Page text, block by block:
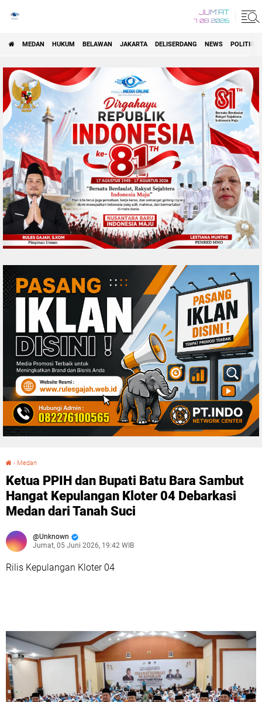
JUM'AT
7 08 2026
MEDAN HUKUM BELAWAN JAKARTA DELISERDANG NEWS POLITIK
› Medan
Ketua PPIH dan Bupati Batu Bara Sambut
Hangat Kepulangan Kloter 04 Debarkasi
Medan dari Tanah Suci
Unknown
Jumat, 05 Juni 2026, 19:42 WIB
Rilis Kepulangan Kloter 04